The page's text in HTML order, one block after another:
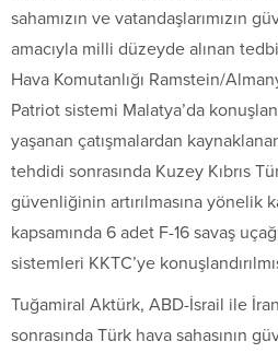
sahamızın ve vatandaşlarımızın
amacıyla milli düzeyde alınan
Hava Komutanlığı Ramstein/
Patriot sistemi Malatya’da
yaşanan çatışmalardan
tehdidi sonrasında Kuzey Kıbrıs
güvenliğinin artırılmasına yönelik
kapsamında 6 adet F-16 savaş
sistemleri KKTC’ye
Tuğamiral Aktürk, ABD-İsrail ile
sonrasında Türk hava sahasının